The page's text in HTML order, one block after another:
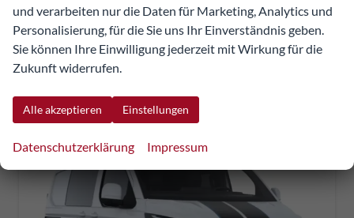
inkl. NoVA
Stromverbrauch kombiniert:
23,20 kWh/100km
Elektrische Reichweite:351 km
CO 2-Klasse: A
und verarbeiten nur die Daten für Marketing, Analytics und
Personalisierung, für die Sie uns Ihr Einverständnis geben.
Sie können Ihre Einwilligung jederzeit mit Wirkung für die
Zukunft widerrufen.
Alle akzeptieren Einstellungen
Datenschutzerklärung Impressum